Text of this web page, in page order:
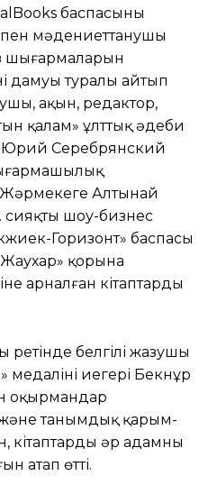
баспасының
мәдениеттанушы
шығармаларын
дамуы туралы айтып
ақын, редактор,
қалам» ұлттық әдеби
Юрий Серебрянский
Алтынай
шоу-бизнес
Горизонт» баспасы
қорына
арналған кітаптарды
ретінде белгілі жазушы
медалінің иегері Бекнұр
оқырмандар
танымдық қарым-
әр адамның
атап өтті.